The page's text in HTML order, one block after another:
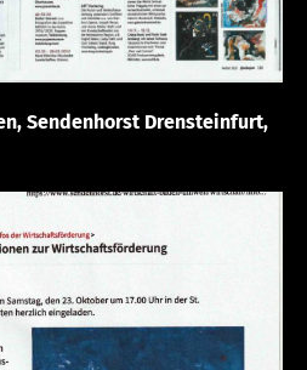
Sendenhorst Drensteinfurt,